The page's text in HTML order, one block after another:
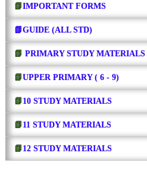
📗IMPORTANT FORMS
📗GUIDE (ALL STD)
📗 PRIMARY STUDY MATERIALS
📗UPPER PRIMARY ( 6 - 9)
📗 10 STUDY MATERIALS
📗 11 STUDY MATERIALS
📗 12 STUDY MATERIALS